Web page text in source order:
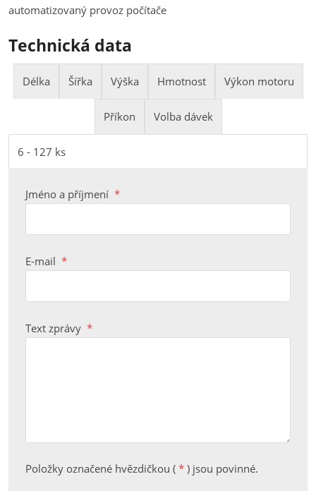
automatizovaný provoz počítače
Technická data
Délka
max. 3500 mm
Šířka
max. 1200 mm
Výška
max. 1650 mm (ovládací jednotka)
Hmotnost
cca 1250 kg
Výkon motoru
0,75 kW
Příkon
1,7 kVA
Volba dávek
6 - 127 ks
Jméno a příjmení *
E-mail *
Text zprávy *
Položky označené hvězdičkou ( * ) jsou povinné.